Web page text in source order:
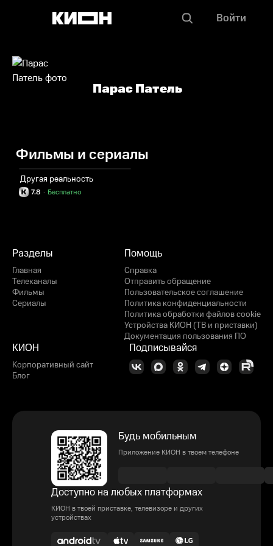
Войти
Парас Патель
Фильмы и сериалы
Другая реальность
7.8 Бесплатно
·
Разделы
Главная
Телеканалы
Фильмы
Сериалы
Помощь
Справка
Отправить обращение
Пользовательское соглашение
Политика конфиденциальности
Политика обработки файлов cookie
Устройства КИОН (ТВ и приставки)
Документация пользования ПО
КИОН
Корпоративный сайт
Блог
Подписывайся
Будь мобильным
Приложение КИОН в твоем телефоне
Доступно на любых платформах
КИОН в твоей приставке, телевизоре и других
устройствах